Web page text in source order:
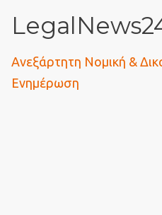
Μετάβαση στο
Ανεξάρτητη Νομική &
Ενημέρωση